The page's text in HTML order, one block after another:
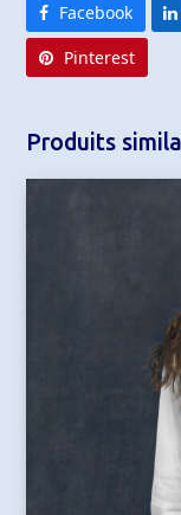
Facebook
Pinterest
Produits